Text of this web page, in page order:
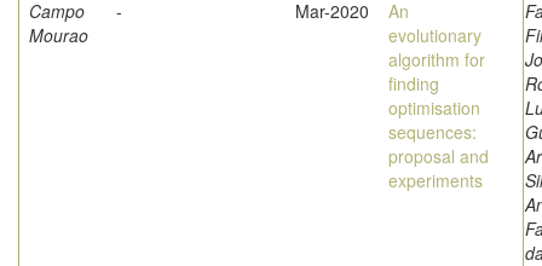
Campo
Mourao
- Mar-2020
An
evolutionary
algorithm for
finding
optimisation
sequences:
proposal and
experiments